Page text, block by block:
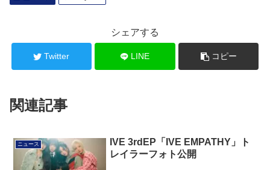
シェアする
Twitter LINE コピー
関連記事
ニュース
IVE 3rdEP「IVE EMPATHY」ト
レイラーフォト公開